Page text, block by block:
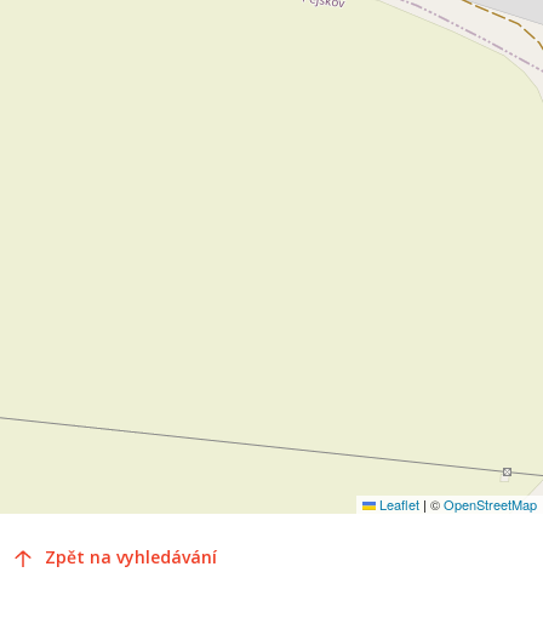
Leaflet | ©OpenStreetMap
Zpět na vyhledávání